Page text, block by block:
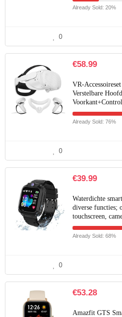
Already Sold: 20%
0
€58.99
VR-
Verstelbare
Already Sold: 76%
0
€39.99
Waterdichte
diverse functies;
touchscreen,
Already Sold: 68%
0
€53.28
Amazfit GTS